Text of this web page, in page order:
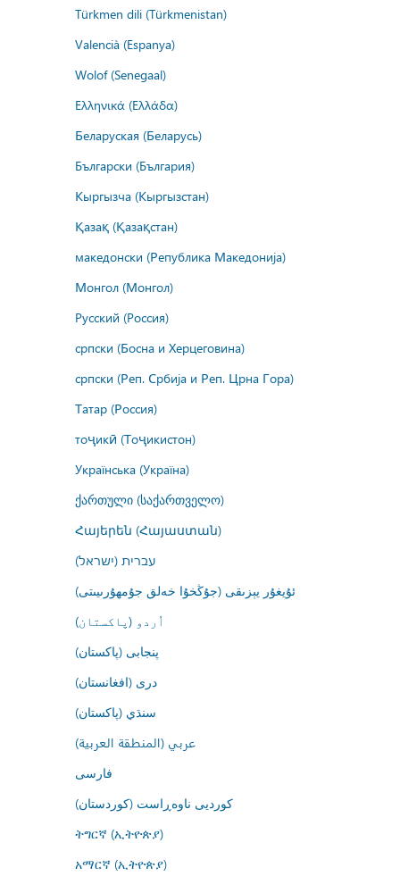
Türkmen dili (Türkmenistan)
Valencià (Espanya)
Wolof (Senegaal)
Ελληνικά (Ελλάδα)
Беларуская (Беларусь)
Български (България)
Кыргызча (Кыргызстан)
Қазақ (Қазақстан)
македонски (Република Македонија)
Монгол (Монгол)
Русский (Россия)
српски (Босна и Херцеговина)
српски (Реп. Србија и Реп. Црна Гора)
Татар (Россия)
тоҷикӣ (Тоҷикистон)
Українська (Україна)
ქართული (საქართველო)
Հայերեն (Հայաստան)
עברית (ישראל)
ئۇيغۇر يېزىقى (جۇڭخۇا خەلق جۇمھۇرىيىتى)
اُردو (پاکستان)
پنجابی (پاکستان)
درى (افغانستان)
سنڌي (پاکستان)
عربي (المنطقة العربية)
فارسى
کوردیی ناوەڕاست (کوردستان)
ትግርኛ (ኢትዮጵያ)
አማርኛ (ኢትዮጵያ)